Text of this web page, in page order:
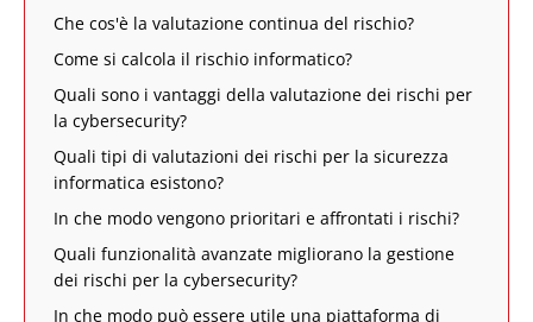
Che cos'è la valutazione continua del rischio?
Come si calcola il rischio informatico?
Quali sono i vantaggi della valutazione dei rischi per
la cybersecurity?
Quali tipi di valutazioni dei rischi per la sicurezza
informatica esistono?
In che modo vengono prioritari e affrontati i rischi?
Quali funzionalità avanzate migliorano la gestione
dei rischi per la cybersecurity?
In che modo può essere utile una piattaforma di